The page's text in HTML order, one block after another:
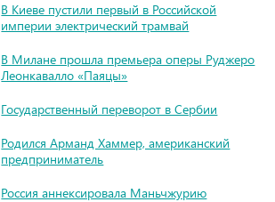
В Киеве пустили первый в Российской
империи электрический трамвай
В Милане прошла премьера оперы Руджеро
Леонкавалло «Паяцы»
Государственный переворот в Сербии
Родился Арманд Хаммер, американский
предприниматель
Россия аннексировала Маньчжурию